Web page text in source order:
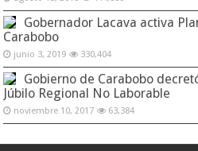
Gobernador Lacava activa
Carabobo
junio 3, 2019 330,404
Gobierno de Carabobo
Júbilo Regional No Laborable
noviembre 10, 2017 63,384